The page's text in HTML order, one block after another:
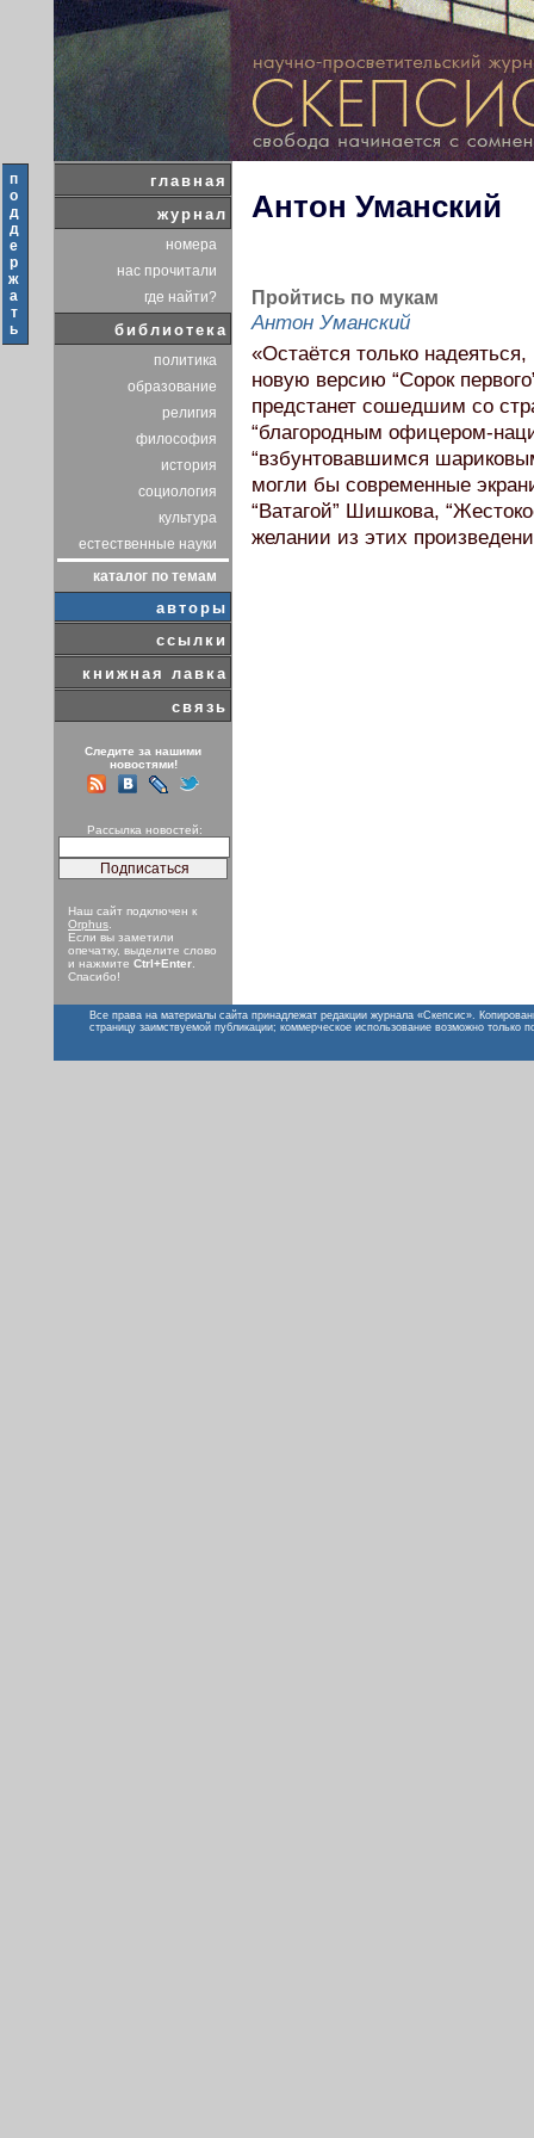
п
о
д
д
е
р
ж
а
т
ь
главная
журнал
номера
нас прочитали
где найти?
библиотека
политика
образование
религия
философия
история
социология
культура
естественные науки
каталог по темам
авторы
ссылки
книжная лавка
связь
Следите за нашими
новостями!
Рассылка новостей:
Наш сайт подключен к
Orphus
Если вы заметили
опечатку, выделите слово
и нажмите Ctrl+Enter
Спасибо!
Антон Уманский
Пройтись по мукам
Антон Уманский
«Остаётся только
новую версию “Сорок
предстанет сошедшим со
“благородным офицером-
“взбунтовавшимся
могли бы современные
“Ватагой” Шишкова,
желании из этих
Все права на материалы сайта принадлежат редакции журнала «Скепсис».
страницу заимствуемой публикации; коммерческое использование возможно только